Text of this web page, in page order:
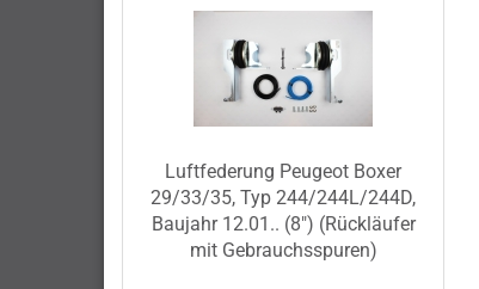
Luftfederung Peugeot Boxer
29/33/35, Typ 244/244L/244D,
Baujahr 12.01.. (8") (Rückläufer
mit Gebrauchsspuren)